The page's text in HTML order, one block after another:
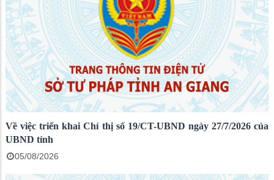
Về việc triển khai Chỉ thị số 19/CT-UBND ngày 27/7/2026 của
UBND tỉnh
05/08/2026